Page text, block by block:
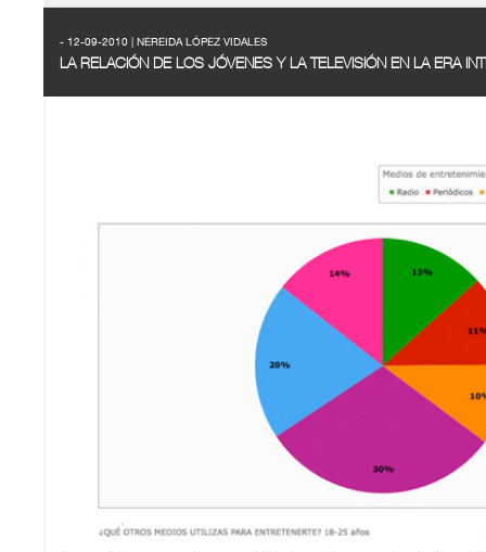
- 12-09-2010 | NEREIDA LÓPEZ VIDALES
LA RELACIÓN DE LOS JÓVENES Y LA TELEVISIÓN EN LA ERA